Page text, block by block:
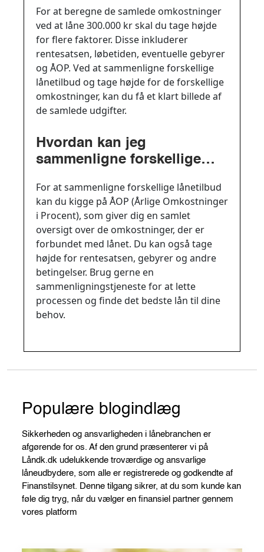
For at beregne de samlede omkostninger
ved at låne 300.000 kr skal du tage højde
for flere faktorer. Disse inkluderer
rentesatsen, løbetiden, eventuelle gebyrer
og ÅOP. Ved at sammenligne forskellige
lånetilbud og tage højde for de forskellige
omkostninger, kan du få et klart billede af
de samlede udgifter.
Hvordan kan jeg
sammenligne forskellige
bedste lån?
For at sammenligne forskellige lånetilbud
kan du kigge på ÅOP (Årlige Omkostninger
i Procent), som giver dig en samlet
oversigt over de omkostninger, der er
forbundet med lånet. Du kan også tage
højde for rentesatsen, gebyrer og andre
betingelser. Brug gerne en
sammenligningstjeneste for at lette
processen og finde det bedste lån til dine
behov.
Populære blogindlæg
Sikkerheden og ansvarligheden i lånebranchen er
afgørende for os. Af den grund præsenterer vi på
Låndk.dk udelukkende troværdige og ansvarlige
låneudbydere, som alle er registrerede og godkendte af
Finanstilsynet. Denne tilgang sikrer, at du som kunde kan
føle dig tryg, når du vælger en finansiel partner gennem
vores platform